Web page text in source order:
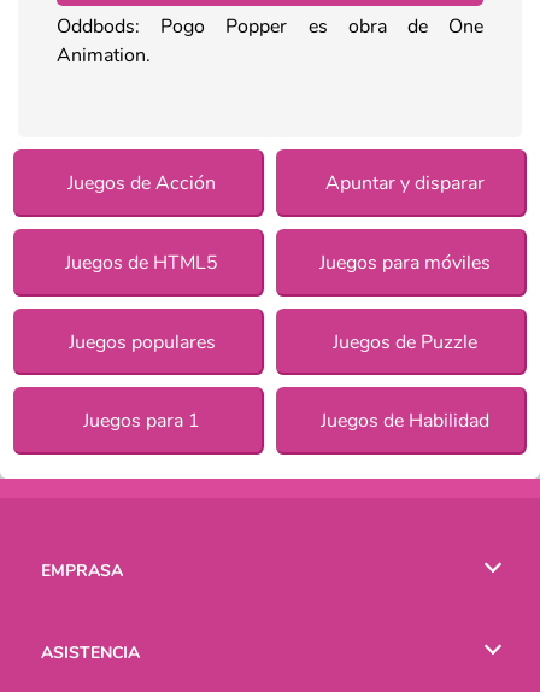
Oddbods: Pogo Popper es obra de One
Animation.
Juegos de Acción Apuntar y disparar
Juegos de HTML5 Juegos para móviles
Juegos populares Juegos de Puzzle
Juegos para 1 Juegos de Habilidad
EMPRASA
ASISTENCIA